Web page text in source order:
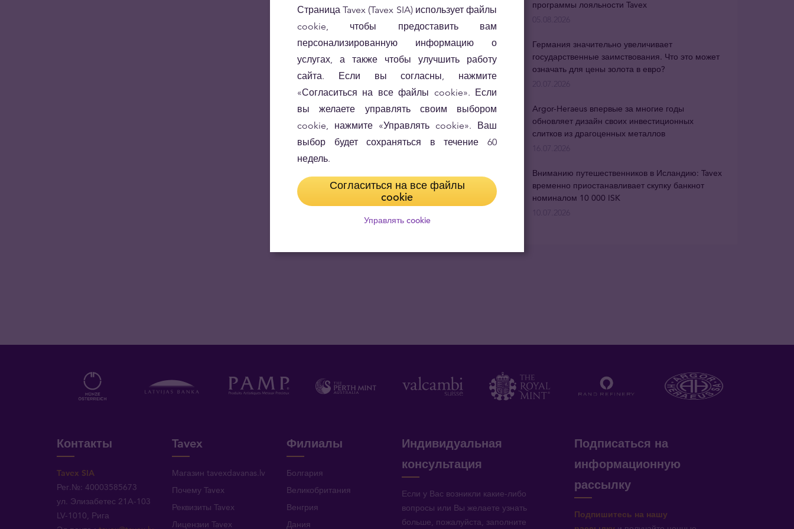
программы лояльности Tavex
Германия значительно увеличивает
государственные заимствования. Что это может
означать для цены золота в евро?
20.07.2026
Argor-Heraeus впервые за многие годы
обновляет дизайн своих инвестиционных
слитков из драгоценных металлов
16.07.2026
Вниманию путешественников в Исландию: Tavex
временно приостанавливает скупку банкнот
номиналом 10 000 ISK
10.07.2026
Контакты
Tavex SIA
Рег.№: 40003585673
ул. Элизабетес 21A-103
LV-1010, Рига
Tavex
Магазин tavexdavanas.lv
Почему Tavex
Реквизиты Tavex
Лицензии Tavex
Филиалы
Болгария
Великобритания
Венгрия
Дания
Индивидуальная
консультация
Если у Вас возникли какие-либо
вопросы или Вы желаете узнать
больше, пожалуйста, заполните
Подписаться на
информационную
рассылку
Подпишитесь на нашу
Страница Tavex (Tavex SIA) использует файлы
cookie, чтобы предоставить вам
персонализированную информацию о
услугах, а также чтобы улучшить работу
сайта. Если вы согласны, нажмите
«Согласиться на все файлы cookie». Если
вы желаете управлять своим выбором
cookie, нажмите «Управлять cookie». Ваш
выбор будет сохраняться в течение 60
недель.
Согласиться на все файлы
cookie
Управлять cookie